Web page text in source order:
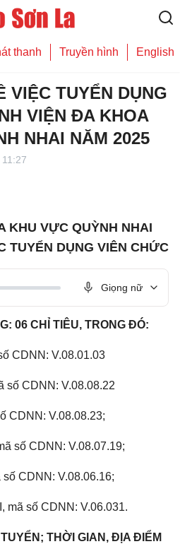
thanh Truyền hình English
VIỆC TUYỂN DỤNG
VIỆN ĐA KHOA
NHAI NĂM 2025
KHU VỰC QUỲNH NHAI
TUYỂN DỤNG VIÊN CHỨC
Giọng nữ
06 CHỈ TIÊU, TRONG ĐÓ:
CDNN: V.08.01.03
số CDNN: V.08.08.22
CDNN: V.08.08.23;
số CDNN: V.08.07.19;
số CDNN: V.08.06.16;
mã số CDNN: V.06.031.
THỜI GIAN, ĐỊA ĐIỂM